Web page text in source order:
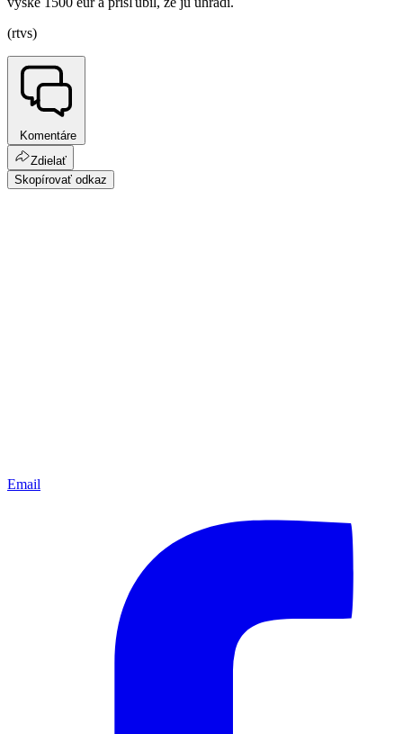
(rtvs)
Komentáre
Zdielať
Skopírovať odkaz
Email